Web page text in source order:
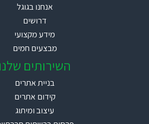
אנחנו בגוגל
דרושים
מידע מקצועי
מבצעים חמים
השירותים
בניית אתרים
קידום אתרים
עיצוב ומיתוג